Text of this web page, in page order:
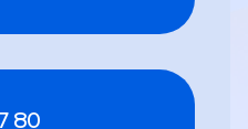
80